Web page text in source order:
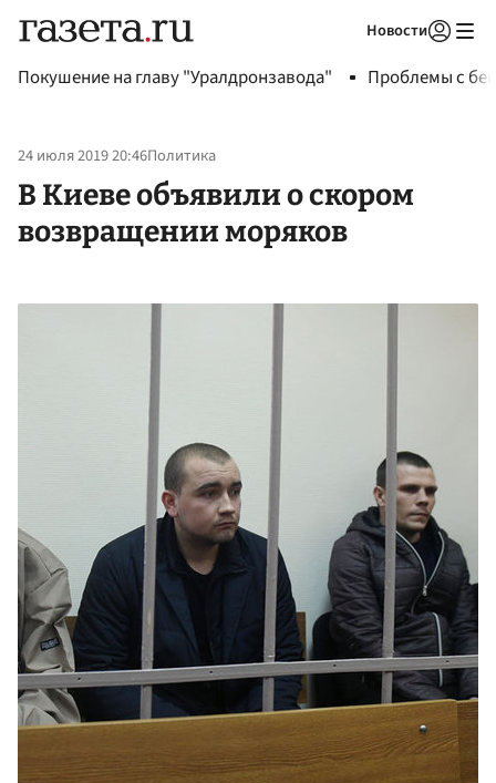
Новости
Покушение на главу "Уралдронзавода" Проблемы с
24 июля 2019 20:46Политика
В Киеве объявили о скором
возвращении моряков